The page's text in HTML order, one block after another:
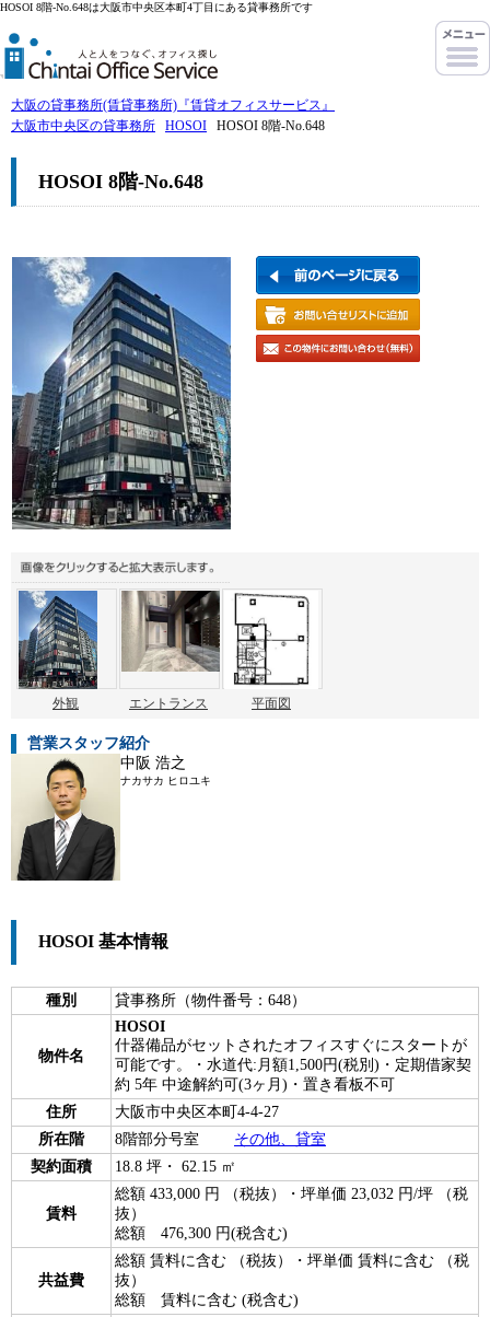
HOSOI 8階-No.648は大阪市中央区本町4丁目にある貸事務所です
大阪の貸事務所(賃貸事務所)『賃貸オフィスサービス』
大阪市中央区の貸事務所
HOSOI HOSOI 8階-No.648
HOSOI 8階-No.648
外観 エントランス 平面図
営業スタッフ紹介
中阪 浩之
ナカサカ ヒロユキ
HOSOI 基本情報
種別 貸事務所（物件番号：648）
物件名
HOSOI
什器備品がセットされたオフィスすぐにスタートが
可能です。・水道代:月額1,500円(税別)・定期借家契
約 5年 中途解約可(3ヶ月)・置き看板不可
住所
大阪市中央区本町4-4-27
所在階
8階部分号室 その他、貸室
契約面積
18.8 坪・ 62.15 ㎡
賃料
総額 433,000 円 （税抜）・坪単価 23,032 円/坪 （税
抜）
総額 476,300 円(税含む)
共益費
総額 賃料に含む （税抜）・坪単価 賃料に含む （税
抜）
総額 賃料に含む (税含む)